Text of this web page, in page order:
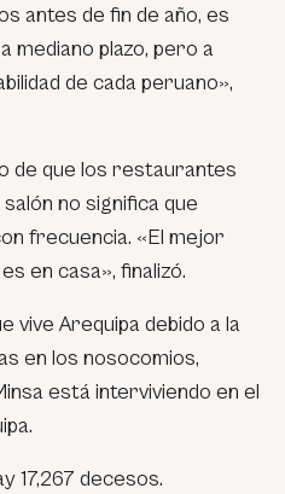
antes de fin de año, es
mediano plazo, pero a
de cada peruano»,
de que los restaurantes
no significa que
frecuencia. «El mejor
en casa», finalizó.
vive Arequipa debido a la
en los nosocomios,
está interviviendo en el
17,267 decesos.